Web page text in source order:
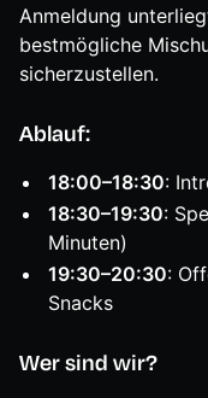
Anmeldung
bestmögliche
sicherzustellen.
Ablauf:
18:00–18:30:
18:30–19:30:
Minuten)
19:30–20:30:
Snacks
Wer sind wir?